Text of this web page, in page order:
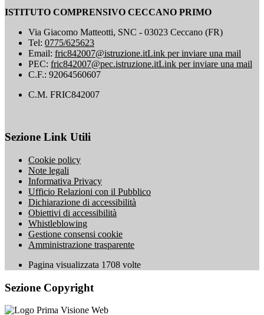
ISTITUTO COMPRENSIVO CECCANO PRIMO
Via Giacomo Matteotti, SNC - 03023 Ceccano (FR)
Tel: 0775/625623
Email: fric842007@istruzione.itLink per inviare una mail
PEC: fric842007@pec.istruzione.itLink per inviare una mail
C.F.: 92064560607
C.M. FRIC842007
Sezione Link Utili
Cookie policy
Note legali
Informativa Privacy
Ufficio Relazioni con il Pubblico
Dichiarazione di accessibilità
Obiettivi di accessibilità
Whistleblowing
Gestione consensi cookie
Amministrazione trasparente
Pagina visualizzata 1708 volte
Sezione Copyright